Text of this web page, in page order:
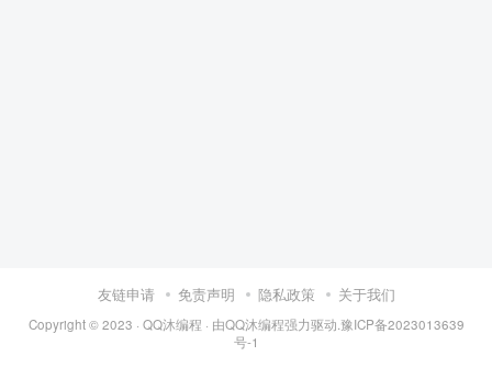
友链申请 免责声明 隐私政策 关于我们
Copyright © 2023 · QQ沐编程 · 由QQ沐编程强力驱动. 豫ICP备2023013639
号-1